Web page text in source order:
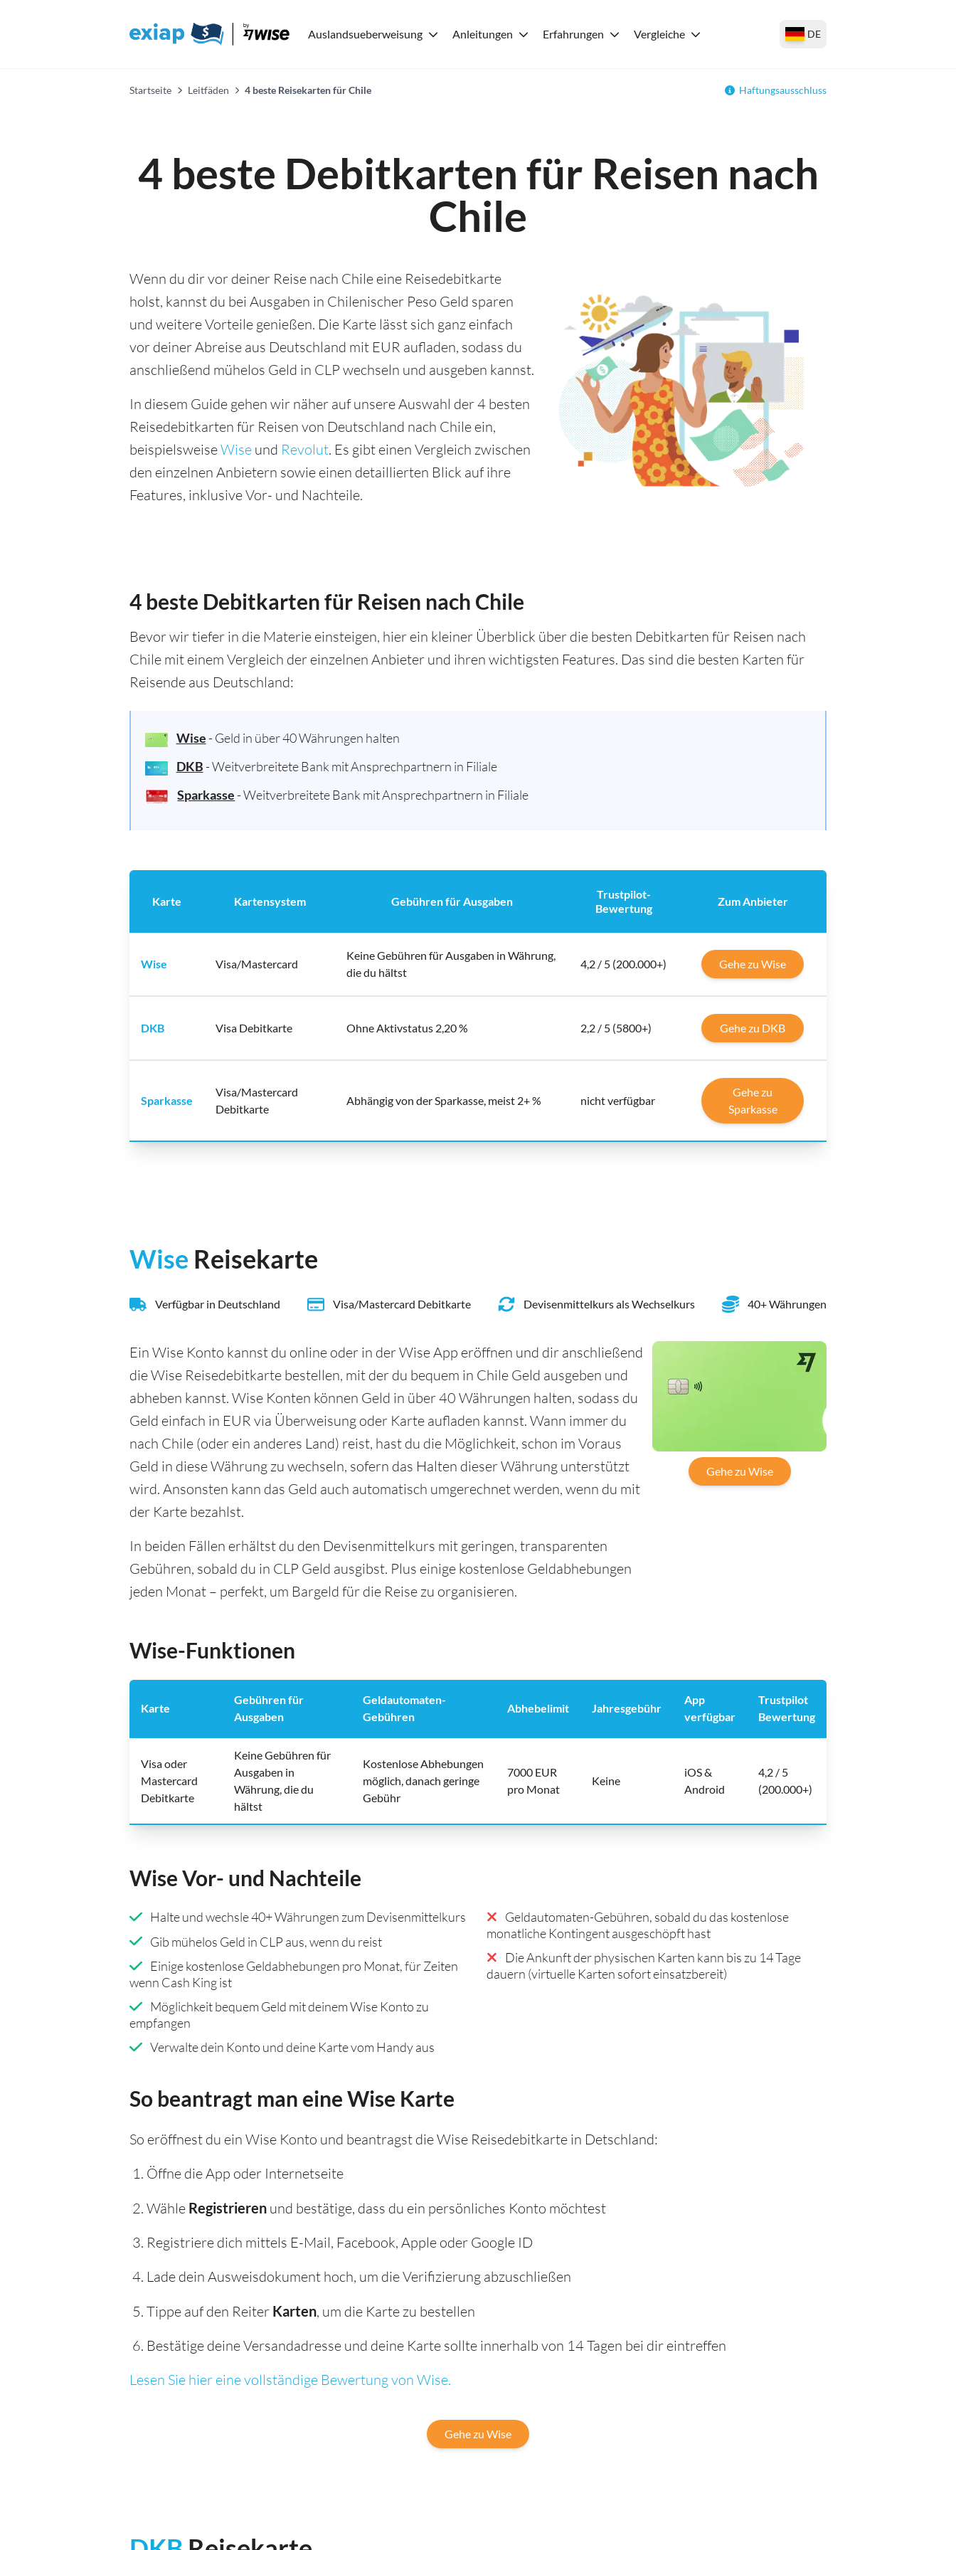
Auslandsueberweisung Anleitungen Erfahrungen Vergleiche DE
Startseite Leitfäden 4 beste Reisekarten für Chile Haftungsausschluss
4 beste Debitkarten für Reisen nach
Chile
Wenn du dir vor deiner Reise nach Chile eine Reisedebitkarte
holst, kannst du bei Ausgaben in Chilenischer Peso Geld sparen
und weitere Vorteile genießen. Die Karte lässt sich ganz einfach
vor deiner Abreise aus Deutschland mit EUR aufladen, sodass du
anschließend mühelos Geld in CLP wechseln und ausgeben kannst.
In diesem Guide gehen wir näher auf unsere Auswahl der 4 besten
Reisedebitkarten für Reisen von Deutschland nach Chile ein,
beispielsweiseWise und Revolut. Es gibt einen Vergleich zwischen
den einzelnen Anbietern sowie einen detaillierten Blick auf ihre
Features, inklusive Vor- und Nachteile.
4 beste Debitkarten für Reisen nach Chile
Bevor wir tiefer in die Materie einsteigen, hier ein kleiner Überblick über die besten Debitkarten für Reisen nach
Chile mit einem Vergleich der einzelnen Anbieter und ihren wichtigsten Features. Das sind die besten Karten für
Reisende aus Deutschland:
Wise - Geld in über 40 Währungen halten
DKB - Weitverbreitete Bank mit Ansprechpartnern in Filiale
Sparkasse - Weitverbreitete Bank mit Ansprechpartnern in Filiale
Karte Kartensystem Gebühren für Ausgaben
Trustpilot-
Bewertung
Zum Anbieter
Wise Visa/Mastercard
Keine Gebühren für Ausgaben in Währung,
die du hältst
4,2 / 5 (200.000+) Gehe zu Wise
DKB Visa Debitkarte Ohne Aktivstatus 2,20 % 2,2 / 5 (5800+) Gehe zu DKB
Sparkasse
Visa/Mastercard
Debitkarte
Abhängig von der Sparkasse, meist 2+ % nicht verfügbar
Gehe zu
Sparkasse
Wise Reisekarte
Verfügbar in Deutschland Visa/Mastercard Debitkarte Devisenmittelkurs als Wechselkurs 40+ Währungen
Ein Wise Konto kannst du online oder in der Wise App eröffnen und dir anschließend
die Wise Reisedebitkarte bestellen, mit der du bequem in Chile Geld ausgeben und
abheben kannst. Wise Konten können Geld in über 40 Währungen halten, sodass du
Geld einfach in EUR via Überweisung oder Karte aufladen kannst. Wann immer du
nach Chile (oder ein anderes Land) reist, hast du die Möglichkeit, schon im Voraus
Geld in diese Währung zu wechseln, sofern das Halten dieser Währung unterstützt
wird. Ansonsten kann das Geld auch automatisch umgerechnet werden, wenn du mit
der Karte bezahlst.
In beiden Fällen erhältst du den Devisenmittelkurs mit geringen, transparenten
Gebühren, sobald du in CLP Geld ausgibst. Plus einige kostenlose Geldabhebungen
jeden Monat – perfekt, um Bargeld für die Reise zu organisieren.
Gehe zu Wise
Wise-Funktionen
Karte
Gebühren für
Ausgaben
Geldautomaten-
Gebühren
Abhebelimit Jahresgebühr
App
verfügbar
Trustpilot
Bewertung
Visa oder
Mastercard
Debitkarte
Keine Gebühren für
Ausgaben in
Währung, die du
hältst
Kostenlose Abhebungen
möglich, danach geringe
Gebühr
7000 EUR
pro Monat
Keine
iOS &
Android
4,2 / 5
(200.000+)
Wise Vor- und Nachteile
Halte und wechsle 40+ Währungen zum Devisenmittelkurs
Gib mühelos Geld in CLP aus, wenn du reist
Einige kostenlose Geldabhebungen pro Monat, für Zeiten
wenn Cash King ist
Möglichkeit bequem Geld mit deinem Wise Konto zu
empfangen
Verwalte dein Konto und deine Karte vom Handy aus
Geldautomaten-Gebühren, sobald du das kostenlose
monatliche Kontingent ausgeschöpft hast
Die Ankunft der physischen Karten kann bis zu 14 Tage
dauern (virtuelle Karten sofort einsatzbereit)
So beantragt man eine Wise Karte
So eröffnest du ein Wise Konto und beantragst die Wise Reisedebitkarte in Detschland:
Öffne die App oder Internetseite
Wähle Registrieren und bestätige, dass du ein persönliches Konto möchtest
Registriere dich mittels E-Mail, Facebook, Apple oder Google ID
Lade dein Ausweisdokument hoch, um die Verifizierung abzuschließen
Tippe auf den Reiter Karten, um die Karte zu bestellen
Bestätige deine Versandadresse und deine Karte sollte innerhalb von 14 Tagen bei dir eintreffen
Lesen Sie hier eine vollständige Bewertung von Wise.
Gehe zu Wise